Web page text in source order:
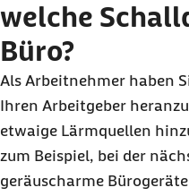
welche
Büro?
Als Arbeitnehmer haben
Ihren Arbeitgeber
etwaige Lärmquellen
zum Beispiel, bei der
geräuscharme